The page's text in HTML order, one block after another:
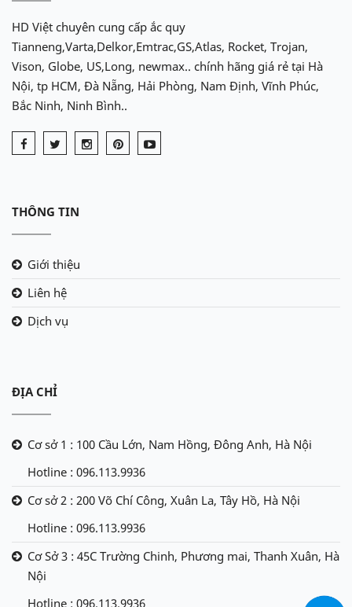
HD Việt chuyên cung cấp ắc quy
Tianneng,Varta,Delkor,Emtrac,GS,Atlas, Rocket, Trojan,
Vison, Globe, US,Long, newmax.. chính hãng giá rẻ tại Hà
Nội, tp HCM, Đà Nẵng, Hải Phòng, Nam Định, Vĩnh Phúc,
Bắc Ninh, Ninh Bình..
THÔNG TIN
Giới thiệu
Liên hệ
Dịch vụ
ĐỊA CHỈ
Cơ sở 1 : 100 Cầu Lớn, Nam Hồng, Đông Anh, Hà Nội
Hotline : 096.113.9936
Cơ sở 2 : 200 Võ Chí Công, Xuân La, Tây Hồ, Hà Nội
Hotline : 096.113.9936
Cơ Sở 3 : 45C Trường Chinh, Phương mai, Thanh Xuân, Hà
Nội
Hotline : 096.113.9936